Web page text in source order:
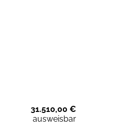
31.510,00 €
ausweisbar